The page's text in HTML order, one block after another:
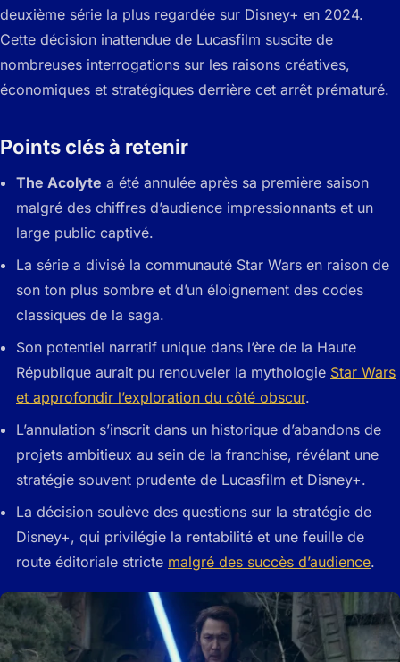
deuxième série la plus regardée sur Disney+ en 2024.
Cette décision inattendue de Lucasfilm suscite de
nombreuses interrogations sur les raisons créatives,
économiques et stratégiques derrière cet arrêt prématuré.
Points clés à retenir
The Acolyte a été annulée après sa première saison
malgré des chiffres d’audience impressionnants et un
large public captivé.
La série a divisé la communauté Star Wars en raison de
son ton plus sombre et d’un éloignement des codes
classiques de la saga.
Son potentiel narratif unique dans l’ère de la Haute
République aurait pu renouveler la mythologie Star Wars
et approfondir l’exploration du côté obscur.
L’annulation s’inscrit dans un historique d’abandons de
projets ambitieux au sein de la franchise, révélant une
stratégie souvent prudente de Lucasfilm et Disney+.
La décision soulève des questions sur la stratégie de
Disney+, qui privilégie la rentabilité et une feuille de
route éditoriale stricte malgré des succès d’audience.